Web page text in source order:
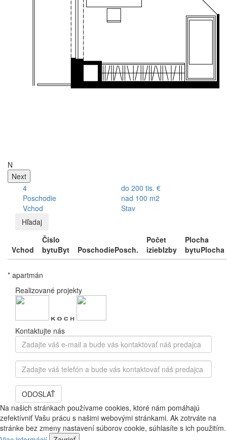
N
Next
4
do 200 tis. €
Poschodie
nad 100 m2
Vchod
Stav
Hľadaj
Vchod
Číslo
bytuByt PoschodiePosch.
Počet
iziebIzby
Plocha
bytuPlocha
* apartmán
Realizované projekty
Kontaktujte nás
Zadajte
váš
e-
mail
a
bude
vás
kontaktovať
náš
predajca
Zadajte
váš
telefón
bude
vás
kontaktovať
náš
ODOSLAŤ
Na našich stránkach používame cookies, ktoré nám pomáhajú
zefektívniť Vašu prácu s našimi webovými stránkami. Ak zotrváte na
stránke bez zmeny nastavení súborov cookie, súhlasíte s ich použitím.